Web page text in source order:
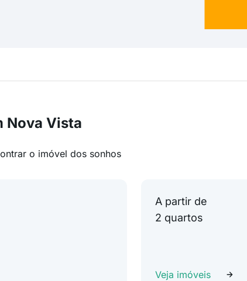
Nova Vista
o imóvel dos sonhos
A partir de
2 quartos
Veja imóveis